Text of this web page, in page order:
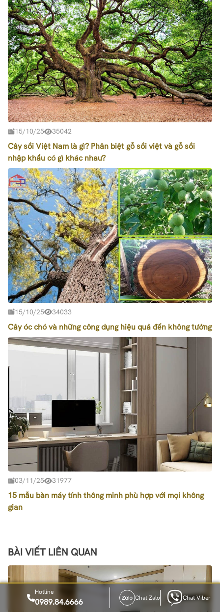
15/10/25 35042
Cây sồi Việt Nam là gì? Phân biệt gỗ sồi việt và gỗ sồi
nhập khẩu có gì khác nhau?
15/10/25 34033
Cây óc chó và những công dụng hiệu quả đến không tưởng
03/11/25 31977
15 mẫu bàn máy tính thông minh phù hợp với mọi không
gian
BÀI VIẾT LIÊN QUAN
Hotline
0989.84.6666 Chat Zalo Chat Viber